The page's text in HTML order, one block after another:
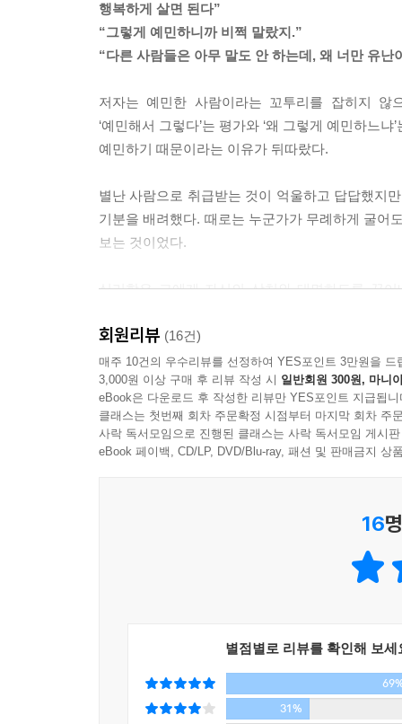
심리학자 앨버트 엘리스는 불안이 “정서적 고뇌
그 존재를 받아들이는 것이라고 한다. 슬픔과 상
부터 자유로울 수 없다. 그렇기에 우리는 불안에
후광 효과를 처음 연구한 손다이크는 후광 효과를
인 생각에 근거하여 평가하는 경향’이라고 설명
‘하나를 보면 열을 안다’라는 속담이 어린 우리를
보이게 하는 배경 하나를 가지기 위해, 나를 못나
사람은 누구나 상황에 대한 통제감을 얻기 원한다
즐겁게 일할 수 있다. 반면 통제감을 잃는 순간 무
하, 다양한 정신 질환의 기초가 된다. 더 나아가
---「내가 알아서 할 테니까 이래라저래라 하지 마(
많은 사람이 남은 나를 잘 알아주었으면 좋겠고,
---「내가 판단하고 내가 결정할게(인지적 에너지)
만약 ‘내 주제에’라는 음성이 마음속에서 들려오
영향을 받을 수밖에 없다.
---「모든 것은 마음에서부터 시작된다(자기 충족
행복하게 살면 된다”
“그렇게 예민하니까 비쩍 말랐지.”
“다른 사람들은 아무 말도 안 하는데, 왜 너만 유난
저자는 예민한 사람이라는 꼬투리를 잡히지
‘예민해서 그렇다’는 평가와 ‘왜 그렇게 예민하느
예민하기 때문이라는 이유가 뒤따랐다.
별난 사람으로 취급받는 것이 억울하고 답답했지
기분을 배려했다. 때로는 누군가가 무례하게 굴어
보는 것이었다.
심리학은 그에게 자신의 상처와 대면하도록 끌
인간관계든 남에게 쉽게 간섭받을 수 있다는 것
함께 회복하는 시간을 보냈다.
여전히 예민한 자신만을 탓하거나 의기소침한 사
된다고 말한다. 그리고 서로를 인정하고 적정선을
세심하게 추려 우리의 성향, 행동, 관계에 대한 인
사람들이 따라서 건넜다. 멀끔한 사람이 길을 건
편견을 만들어 낸다. ‘네가 너무 예민한 거 아니야
회원리뷰 (16건)
매주 10건의 우수리뷰를 선정하여 YES포인트 3만원을 드
3,000원 이상 구매 후 리뷰 작성 시 일반회원 300원, 마니
eBook은 다운로드 후 작성한 리뷰만 YES포인트 지급됩니
클래스는 첫번째 회차 주문확정 시점부터 마지막 회차 주
사락 독서모임으로 진행된 클래스는 사락 독서모임 게시
eBook 페이백, CD/LP, DVD/Blu-ray, 패션 및 판매금지 상
16
별점별로 리뷰를 확인해 보세
31%